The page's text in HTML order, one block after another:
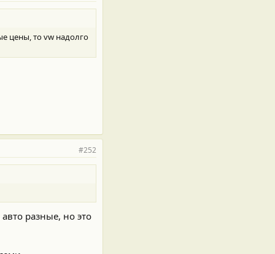
цены, то vw надолго
#252
разные, но это